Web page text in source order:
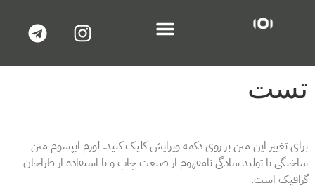
تست
برای تغییر این متن بر روی دکمه ویرایش کلیک کنید. لورم ایپسوم متن
ساختگی با تولید سادگی نامفهوم از صنعت چاپ و با استفاده از طراحان
گرافیک است.